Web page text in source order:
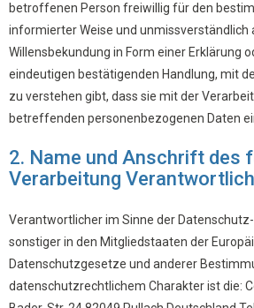
betroffenen Person freiwillig für den
informierter Weise und unmissverständlich
Willensbekundung in Form einer Erklärung
eindeutigen bestätigenden Handlung, mit
zu verstehen gibt, dass sie mit der
betreffenden personenbezogenen Daten
2. Name und Anschrift des
Verarbeitung
Verantwortlicher im Sinne der
sonstiger in den Mitgliedstaaten der
Datenschutzgesetze und anderer
datenschutzrechtlichem Charakter ist die: